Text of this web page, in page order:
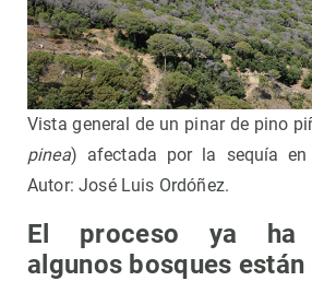
Vista general de un pinar de pino
pinea) afectada por la sequía en
Autor: José Luis Ordóñez.
El proceso ya ha
algunos bosques